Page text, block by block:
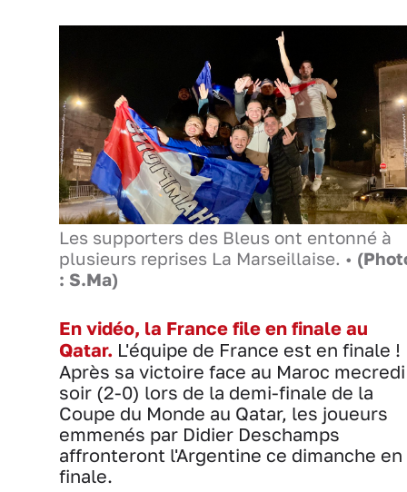
Les supporters des Bleus ont entonné à
plusieurs reprises La Marseillaise. •
: S.Ma)
En vidéo, la France file en finale au
Qatar. L'équipe de France est en finale !
Après sa victoire face au Maroc mecredi
soir (2-0) lors de la demi-finale de la
Coupe du Monde au Qatar, les joueurs
emmenés par Didier Deschamps
affronteront l'Argentine ce dimanche en
finale.